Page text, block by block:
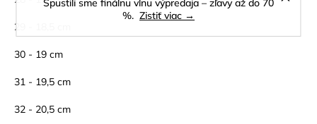
%. Zistiť viac →
29 - 18,5 cm
30 - 19 cm
31 - 19,5 cm
32 - 20,5 cm